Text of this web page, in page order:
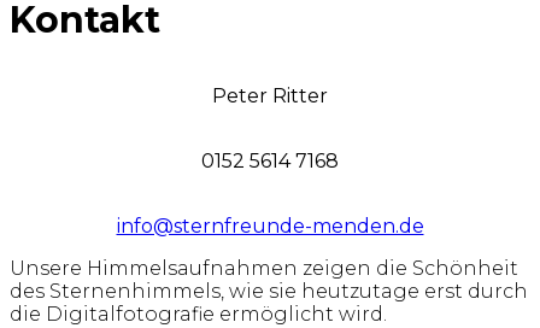
Kontakt
Peter Ritter
0152 5614 7168
info@sternfreunde-menden.de
Unsere Himmelsaufnahmen zeigen die Schönheit
des Sternenhimmels, wie sie heutzutage erst durch
die Digitalfotografie ermöglicht wird.